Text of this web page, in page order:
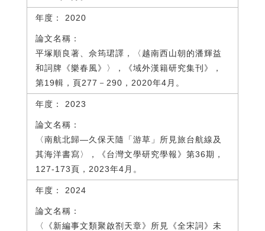
2020
平塚順良著、佘筠珺譯，〈越南西山朝的潘輝益
和詞牌《樂春風》〉，《域外漢籍研究集刊》，
第19輯，頁277－290，2020年4月。
2023
〈南航北歸—久保天隨「游草」所見旅台航線及
其海洋書寫〉，《台灣文學研究學報》第36期，
127-173頁，2023年4月。
2024
〈《新編事文類聚啟劄天章》所見《全宋詞》未